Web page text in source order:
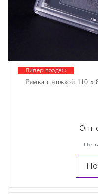
Лидер продаж
Рамка с ножкой 110 х
Опт